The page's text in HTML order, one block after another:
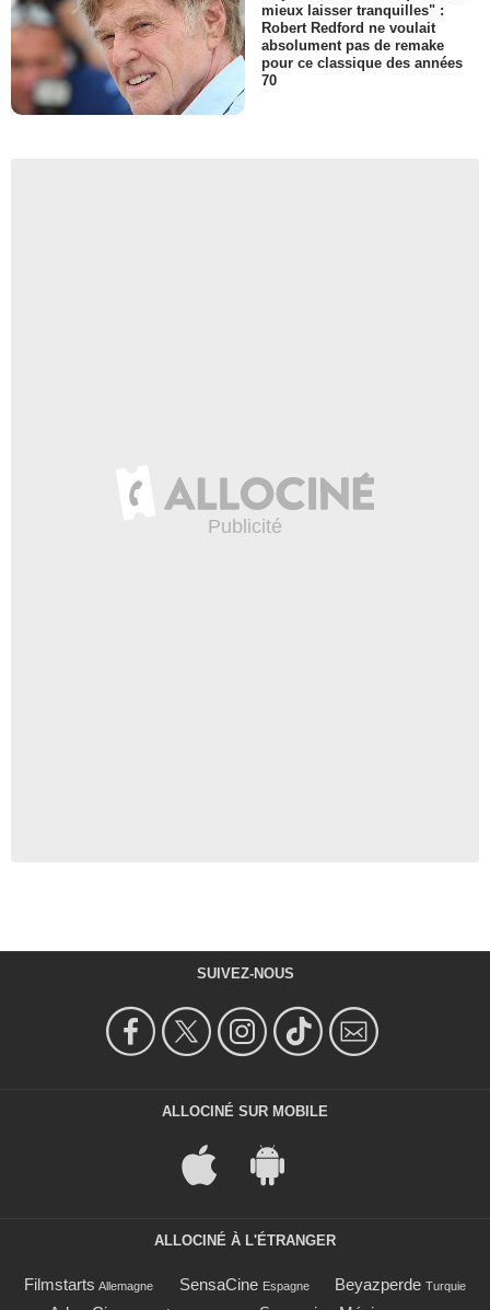
mieux laisser tranquilles" :
Robert Redford ne voulait
absolument pas de remake
pour ce classique des années
70
SUIVEZ-NOUS
ALLOCINÉ SUR MOBILE
ALLOCINÉ À L'ÉTRANGER
Filmstarts Allemagne SensaCine Espagne Beyazperde Turquie